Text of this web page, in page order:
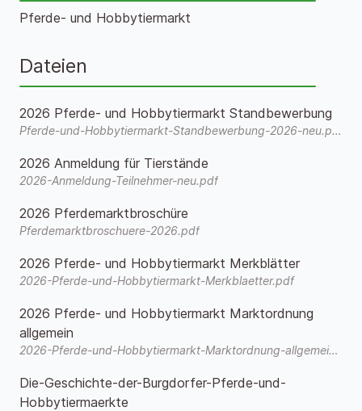
Pferde- und Hobbytiermarkt
Dateien
2026 Pferde- und Hobbytiermarkt Standbewerbung
Pferde-und-Hobbytiermarkt-Standbewerbung-2026-neu.pdf
2026 Anmeldung für Tierstände
2026-Anmeldung-Teilnehmer-neu.pdf
2026 Pferdemarktbroschüre
Pferdemarktbroschuere-2026.pdf
2026 Pferde- und Hobbytiermarkt Merkblätter
2026-Pferde-und-Hobbytiermarkt-Merkblaetter.pdf
2026 Pferde- und Hobbytiermarkt Marktordnung
allgemein
2026-Pferde-und-Hobbytiermarkt-Marktordnung-allgemein.pdf
Die-Geschichte-der-Burgdorfer-Pferde-und-
Hobbytiermaerkte